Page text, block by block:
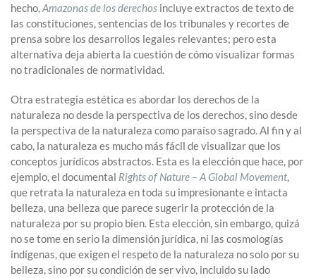
hecho,Amazonas de los derechos incluye extractos de texto de
las constituciones, sentencias de los tribunales y recortes de
prensa sobre los desarrollos legales relevantes; pero esta
alternativa deja abierta la cuestión de cómo visualizar formas
no tradicionales de normatividad.
Otra estrategia estética es abordar los derechos de la
naturaleza no desde la perspectiva de los derechos, sino desde
la perspectiva de la naturaleza como paraíso sagrado. Al fin y al
cabo, la naturaleza es mucho más fácil de visualizar que los
conceptos jurídicos abstractos. Esta es la elección que hace, por
ejemplo, el documental Rights of Nature – A Global Movement,
que retrata la naturaleza en toda su impresionante e intacta
belleza, una belleza que parece sugerir la protección de la
naturaleza por su propio bien. Esta elección, sin embargo, quizá
no se tome en serio la dimensión jurídica, ni las cosmologías
indígenas, que exigen el respeto de la naturaleza no solo por su
belleza, sino por su condición de ser vivo, incluido su lado